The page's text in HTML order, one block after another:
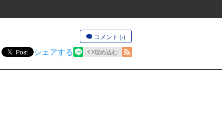
コメント (-)
Post シェアする 埋め込む